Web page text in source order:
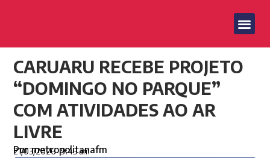
CARUARU RECEBE PROJETO
“DOMINGO NO PARQUE”
COM ATIVIDADES AO AR
LIVRE
Pormetropolitanafm
21/03/2026 9:45 am